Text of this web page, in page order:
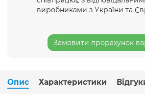
виробниками з України та
Замовити прорахунок
Опис Характеристики